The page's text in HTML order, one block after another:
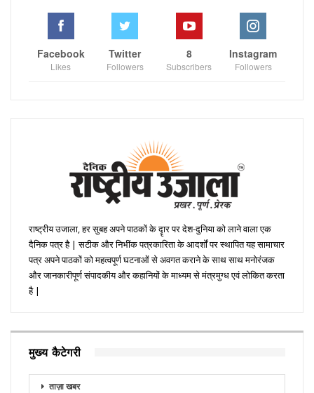
Facebook
Likes
Twitter
Followers
8
Subscribers
Instagram
Followers
राष्ट्रीय उजाला, हर सुबह अपने पाठकों के दॄार पर देश-दुनिया को लाने वाला एक
दैनिक पत्र है | सटीक और निभींक पत्रकारिता के आदर्शों पर स्थापित यह सामाचार
पत्र अपने पाठकों को महत्वपूर्ण घटनाओं से अवगत कराने के साथ साथ मनोरंजक
और जानकारीपूर्ण संपादकीय और कहानियों के माध्यम से मंत्रमुग्ध एवं लोकित करता
है |
मुख्य कैटेगरी
ताज़ा खबर